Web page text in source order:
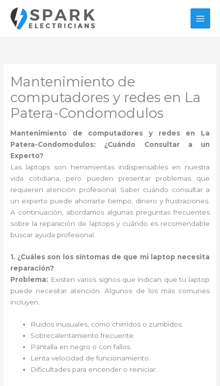
contenido
Mantenimiento de
computadores y redes en La
Patera-Condomodulos
Mantenimiento de computadores y redes en La
Patera-Condomodulos: ¿Cuándo Consultar a un
Experto?
Las laptops son herramientas indispensables en nuestra
vida cotidiana, pero pueden presentar problemas que
requieren atención profesional. Saber cuándo consultar a
un experto puede ahorrarte tiempo, dinero y frustraciones.
A continuación, abordamos algunas preguntas frecuentes
sobre la reparación de laptops y cuándo es recomendable
buscar ayuda profesional.
1. ¿Cuáles son los síntomas de que mi laptop necesita
reparación?
Problema: Existen varios signos que indican que tu laptop
puede necesitar atención. Algunos de los más comunes
incluyen:
Ruidos inusuales, como chirridos o zumbidos.
Sobrecalentamiento frecuente.
Pantalla en negro o con fallos.
Lenta velocidad de funcionamiento.
Dificultades para encender o reiniciar.